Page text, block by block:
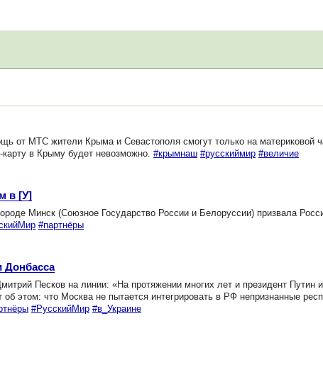
от МТС жители Крыма и Севастополя смогут только на материковой
в Крыму будет невозможно. #крымнаш #русскиймир #величие
в [У]
Минск (Союзное Государство России и Белоруссии) призвала
#партнёры
Донбасса
Песков на линии: «На протяжении многих лет и президент Путин и
этом: что Москва не пытается интегрировать в РФ непризнанные
#РусскийМир #в_Украине